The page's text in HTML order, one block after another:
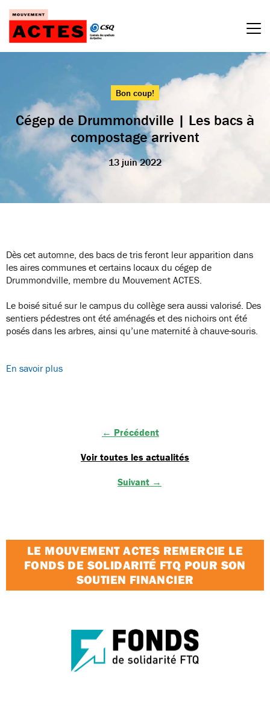
Passer
contenu
Bon coup!
Cégep de Drummondville | Les bacs à
compostage arrivent
13 juin 2022
Dès cet automne, des bacs de tris feront leur apparition dans
les aires communes et certains locaux du cégep de
Drummondville , membre du Mouvement ACTES.
Le boisé situé sur le campus du collège sera aussi valorisé. Des
sentiers pédestres ont été aménagés et des nichoirs ont été
posés dans les arbres, ainsi qu’une maternité à chauve-souris.
En savoir plus
← Précédent
Voir toutes les actualités
Suivant →
LE MOUVEMENT ACTES REMERCIE LE
FONDS DE SOLIDARITÉ FTQ POUR SON
SOUTIEN FINANCIER